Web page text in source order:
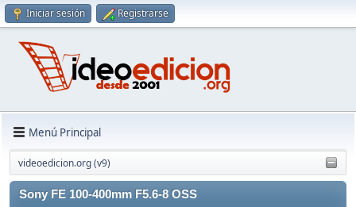
Iniciar sesión Registrarse
Menú Principal
videoedicion.org (v9)
Sony FE 100-400mm F5.6-8 OSS